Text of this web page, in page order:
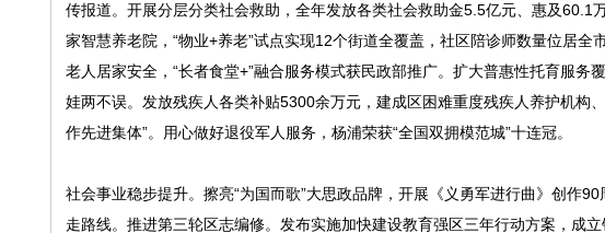
传报道。开展分层分类社会救助，全年发放各类社会救助金5.5亿元、惠及
家智慧养老院，“物业+养老”试点实现12个街道全覆盖，社区陪诊师数量位居
老人居家安全，“长者食堂+”融合服务模式获民政部推广。扩大普惠性托育服务
娃两不误。发放残疾人各类补贴5300余万元，建成区困难重度残疾人养护机构
作先进集体”。用心做好退役军人服务，杨浦荣获“全国双拥模范城”十连冠。
社会事业稳步提升。擦亮“为国而歌”大思政品牌，开展《义勇军进行曲》创作
走路线。推进第三轮区志编修。发布实施加快建设教育强区三年行动方案，成